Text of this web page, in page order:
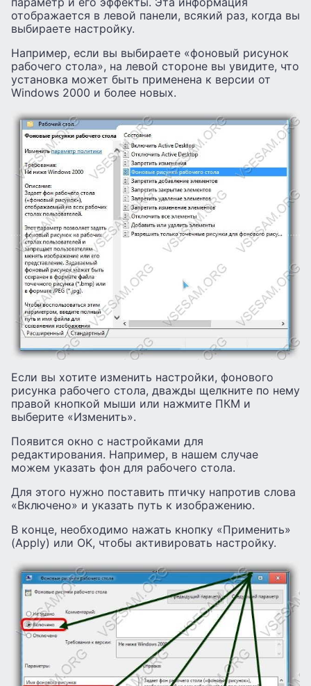
отображается в левой панели, всякий раз, когда вы
выбираете настройку.
Например, если вы выбираете «фоновый рисунок
рабочего стола», на левой стороне вы увидите, что
установка может быть применена к версии от
Windows 2000 и более новых.
Если вы хотите изменить настройки, фонового
рисунка рабочего стола, дважды щелкните по нему
правой кнопкой мыши или нажмите ПКМ и
выберите «Изменить».
Появится окно с настройками для
редактирования. Например, в нашем случае
можем указать фон для рабочего стола.
Для этого нужно поставить птичку напротив слова
«Включено» и указать путь к изображению.
В конце, необходимо нажать кнопку «Применить»
(Apply) или OK, чтобы активировать настройку.